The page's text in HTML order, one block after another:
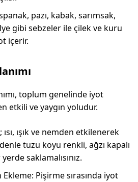
pazı, kabak, sarımsak,
gibi sebzeler ile çilek ve kuru
içerir.
toplum genelinde iyot
etkili ve yaygın yoludur.
ışık ve nemden etkilenerek
tuzu koyu renkli, ağzı kapalı
saklamalısınız.
Pişirme sırasında iyot